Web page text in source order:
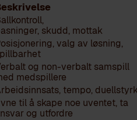
skudd, mottak
valg av løsning,
og non-verbalt samspill
medspillere
tempo,
til å skape noe uventet, ta
og utfordre